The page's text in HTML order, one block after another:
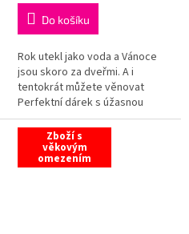
Do košíku
Rok utekl jako voda a Vánoce
jsou skoro za dveřmi. A i
tentokrát můžete věnovat
Perfektní dárek s úžasnou
výhrou 7 MILIONŮ! Los můžete
také doplnit o vlastní věnování.
Spolu s...
Zboží s
věkovým
omezením